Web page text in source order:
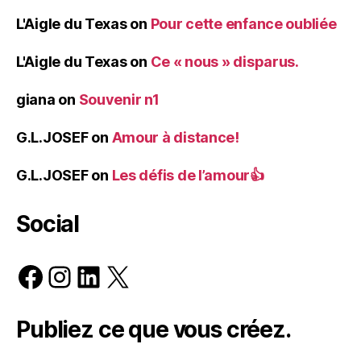
L'Aigle du Texason Pour cette enfance oubliée
L'Aigle du Texason Ce « nous » disparus.
giana on Souvenir n1
G.L.JOSEFon Amour à distance!
G.L.JOSEFon Les défis de l’amour👍
Social
Facebook
Instagram
LinkedIn
X
Publiez ce que vous créez.